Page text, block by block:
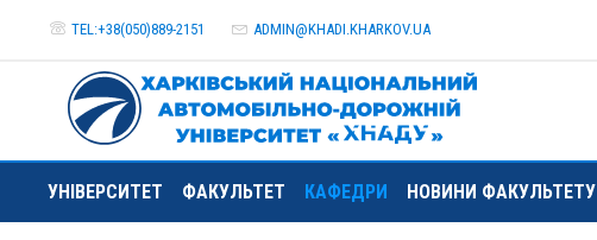
TEL:+38(050)889-2151 ADMIN@KHADI.KHARKOV.UA
УНІВЕРСИТЕТ ФАКУЛЬТЕТ КАФЕДРИ НОВИНИ ФАКУЛЬТЕТУ